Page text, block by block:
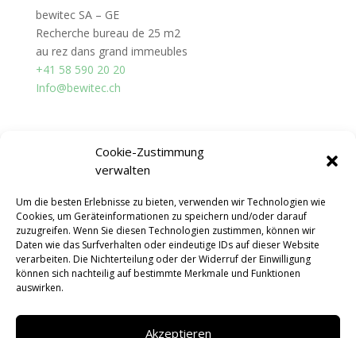
Cookie-Zustimmung
verwalten
Um die besten Erlebnisse zu bieten, verwenden wir Technologien wie
Cookies, um Geräteinformationen zu speichern und/oder darauf
zuzugreifen. Wenn Sie diesen Technologien zustimmen, können wir
Daten wie das Surfverhalten oder eindeutige IDs auf dieser Website
verarbeiten. Die Nichterteilung oder der Widerruf der Einwilligung
können sich nachteilig auf bestimmte Merkmale und Funktionen
auswirken.
Akzeptieren
bewitec SA – GE
Recherche bureau de 25 m2
au rez dans grand immeubles
+41 58 590 20 20
Info@bewitec.ch